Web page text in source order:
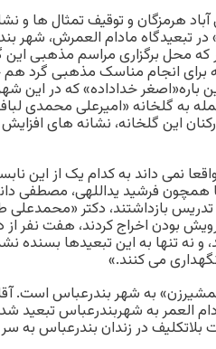
هرمزگان و توقیف تمثال ها و
تبعیدگاه مادام العمرش، شهر
محل برگزاری مراسم مذهبی
برای انجام مناسک مذهبی گرد هم
خداداده» که در این
به گلخانه «امیرعلی محمدی
این گلخانه، نشانه های
نمی داند به کدام یک از این
همچون فرشید یداللهی، مصطفی
بازداشتند، دکتر «محمدعلی
بودن اخراج کردند، هفت نفر از
و نه تنها به این تبعیدها بسنده
می کنند.»
به شهر بندرعباس است.
مادام العمر به شهربندرعباس
در زندان بندرعباس به